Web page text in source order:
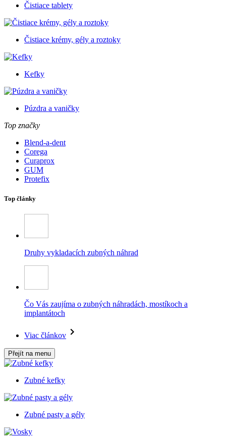
Čistiace tablety
Čistiace krémy, gély a roztoky
Kefky
Púzdra a vaničky
Top značky
Blend-a-dent
Corega
Curaprox
GUM
Protefix
Top články
Druhy vykladacích zubných náhrad
Čo Vás zaujíma o zubných náhradách, mostíkoch a
implantátoch
Viac článkov
Přejít na menu
Zubné kefky
Zubné pasty a gély